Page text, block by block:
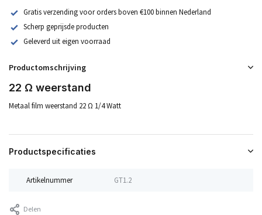
Gratis verzending voor orders boven €100 binnen Nederland
Scherp geprijsde producten
Geleverd uit eigen voorraad
Productomschrijving
22 Ω weerstand
Metaal film weerstand 22 Ω 1/4 Watt
Productspecificaties
Artikelnummer GT1.2
Delen